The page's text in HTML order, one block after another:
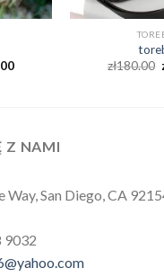
zł180.00
Z NAMI
San Diego, CA
9032